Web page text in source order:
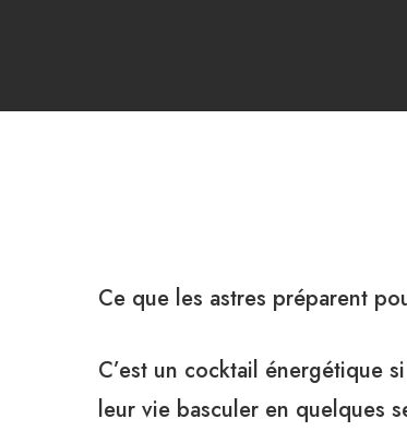
Ce que les astres préparent
C’est un cocktail énergétique
leur vie basculer en quelques